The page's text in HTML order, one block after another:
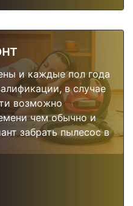
и каждые пол года
в случае
возможно
чем обычно и
забрать пылесос в